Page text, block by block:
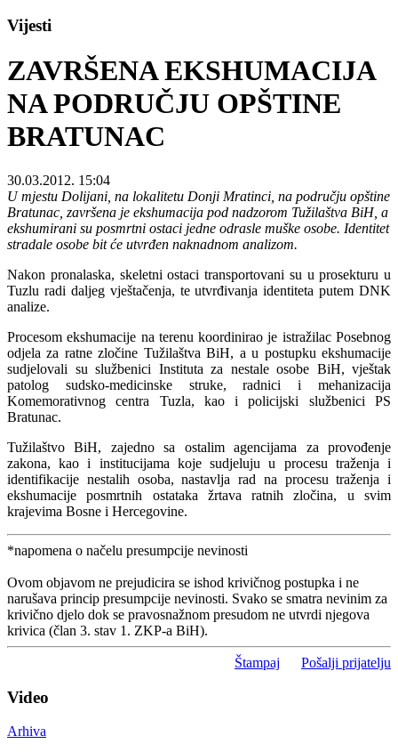
Vijesti
ZAVRŠENA EKSHUMACIJA
NA PODRUČJU OPŠTINE
BRATUNAC
30.03.2012. 15:04
U mjestu Dolijani, na lokalitetu Donji Mratinci, na području opštine
Bratunac, završena je ekshumacija pod nadzorom Tužilaštva BiH, a
ekshumirani su posmrtni ostaci jedne odrasle muške osobe. Identitet
stradale osobe bit će utvrđen naknadnom analizom.
Nakon pronalaska, skeletni ostaci transportovani su u prosekturu u
Tuzlu radi daljeg vještačenja, te utvrđivanja identiteta putem DNK
analize.
Procesom ekshumacije na terenu koordinirao je istražilac Posebnog
odjela za ratne zločine Tužilaštva BiH, a u postupku ekshumacije
sudjelovali su službenici Instituta za nestale osobe BiH, vještak
patolog sudsko-medicinske struke, radnici i mehanizacija
Komemorativnog centra Tuzla, kao i policijski službenici PS
Bratunac.
Tužilaštvo BiH, zajedno sa ostalim agencijama za provođenje
zakona, kao i institucijama koje sudjeluju u procesu traženja i
identifikacije nestalih osoba, nastavlja rad na procesu traženja i
ekshumacije posmrtnih ostataka žrtava ratnih zločina, u svim
krajevima Bosne i Hercegovine.
*napomena o načelu presumpcije nevinosti
Ovom objavom ne prejudicira se ishod krivičnog postupka i ne
narušava princip presumpcije nevinosti. Svako se smatra nevinim za
krivično djelo dok se pravosnažnom presudom ne utvrdi njegova
krivica (član 3. stav 1. ZKP-a BiH).
Štampaj Pošalji prijatelju
Video
Arhiva